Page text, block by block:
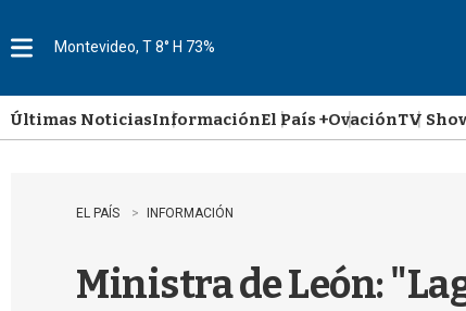
u
Montevideo, T 8° H 73%
Últimas NoticiasInformaciónEl País +OvaciónTV
EL PAÍS INFORMACIÓN
Ministra de León: